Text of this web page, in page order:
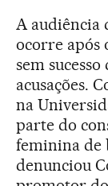
A audiência
ocorre após
sem
acusações.
na
parte do
feminina de
denunciou